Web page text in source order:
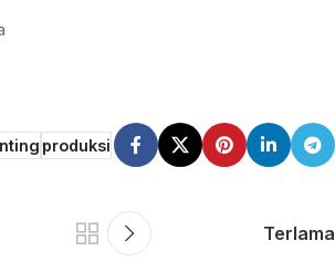
produksi
Terlama